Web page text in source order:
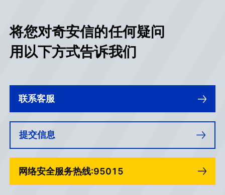
障工作中提供快准稳的
研判 服务，和如何全面提...
将您对奇安信的任何疑问
用以下方式告诉我们
联系客服
提交信息
网络安全服务热线:95015